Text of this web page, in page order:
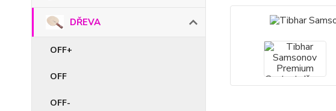
DŘEVA
OFF+
OFF
OFF-